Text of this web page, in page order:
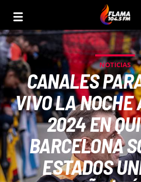
NOTICIAS
CANALES
VIVO LA
2024 EN
BARCELONA
ESTADOS